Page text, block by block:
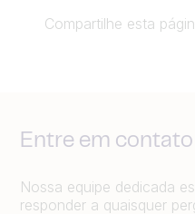
Compartilhe esta
Entre em contato
Nossa equipe dedicada
responder a quaisquer